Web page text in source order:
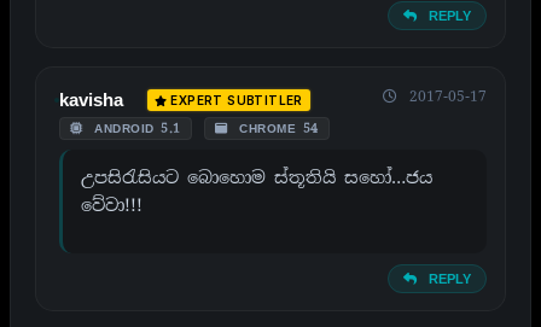
REPLY
kavisha EXPERT SUBTITLER
ANDROID 5.1 CHROME 54
2017-05-17
උපසිරැසියට බොහොම ස්තූතියි සහෝ…ජය
වේවා!!!
REPLY